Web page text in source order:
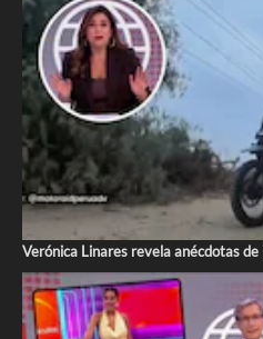
Verónica Linares revela anécdotas